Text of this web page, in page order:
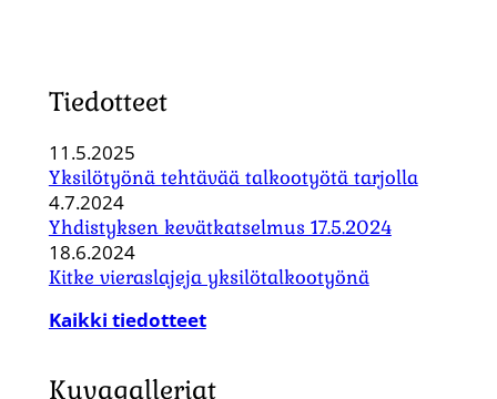
Tiedotteet
11.5.2025
Yksilötyönä tehtävää talkootyötä tarjolla
4.7.2024
Yhdistyksen kevätkatselmus 17.5.2024
18.6.2024
Kitke vieraslajeja yksilötalkootyönä
Kaikki tiedotteet
Kuvagalleriat